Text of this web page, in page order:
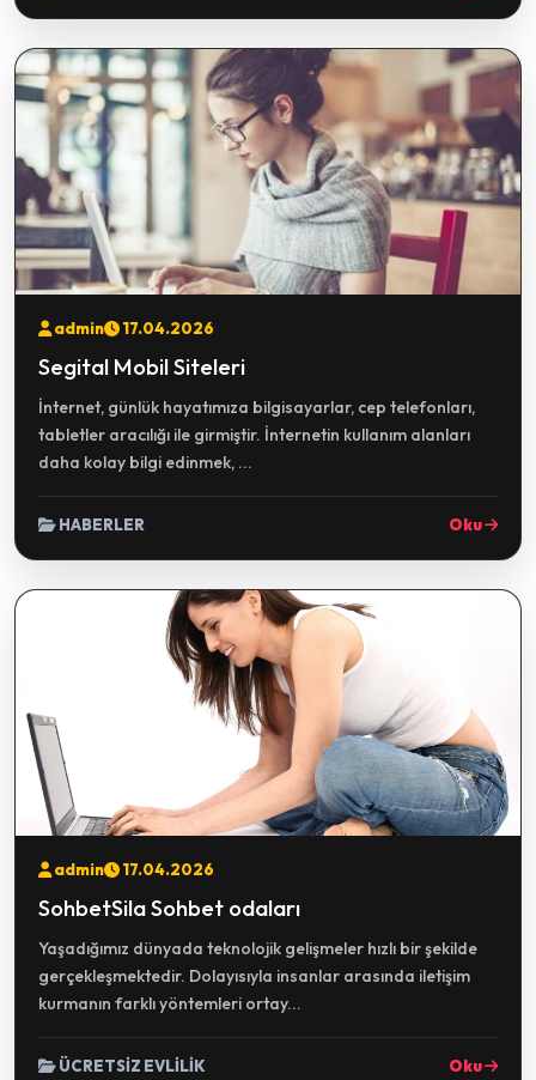
admin 17.04.2026
Segital Mobil Siteleri
İnternet, günlük hayatımıza bilgisayarlar, cep telefonları,
tabletler aracılığı ile girmiştir. İnternetin kullanım alanları
daha kolay bilgi edinmek, ...
HABERLER Oku
admin 17.04.2026
SohbetSila Sohbet odaları
Yaşadığımız dünyada teknolojik gelişmeler hızlı bir şekilde
gerçekleşmektedir. Dolayısıyla insanlar arasında iletişim
kurmanın farklı yöntemleri ortay...
ÜCRETSİZ EVLİLİK Oku